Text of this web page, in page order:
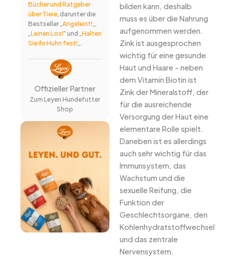
Bücher und Ratgeber
über Tiere, darunter die
Bestseller „Angeleint!„,
„Leinen Los!“ und „Halten
Sie Ihr Huhn fest!„.
Offizieller Partner
Zum Leyen Hundefutter
Shop
bilden kann, deshalb
muss es über die Nahrung
aufgenommen werden.
Zink ist ausgesprochen
wichtig für eine gesunde
Haut und Haare – neben
dem Vitamin Biotin ist
Zink der Mineralstoff, der
für die ausreichende
Versorgung der Haut eine
elementare Rolle spielt.
Daneben ist es allerdings
auch sehr wichtig für das
Immunsystem, das
Wachstum und die
sexuelle Reifung, die
Funktion der
Geschlechtsorgane, den
Kohlenhydratstoffwechsel
und das zentrale
Nervensystem.